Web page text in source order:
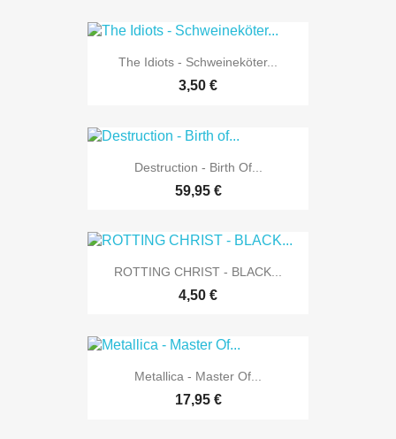
The Idiots - Schweineköter...
3,50 €
Destruction - Birth Of...
59,95 €
ROTTING CHRIST - BLACK...
4,50 €
Metallica - Master Of...
17,95 €